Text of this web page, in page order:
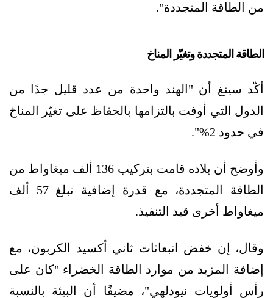
من الطاقة المتجددة".
الطاقة المتجددة وتغيّر المناخ
أكّد سينغ أن "الهند واحدة من عدد قليل جدًا من
الدول التي أوفت بالتزامها بالحفاظ على تغيّر المناخ
في حدود 2%".
وأوضح أن بلاده قامت بتركيب 136 ألف ميغاواط من
الطاقة المتجددة، مع قدرة إضافية تبلغ 57 ألف
ميغاواط أخرى قيد التنفيذ.
وقال، إن خفض انبعاثات ثاني أكسيد الكربون، مع
إضافة المزيد من موارد الطاقة الخضراء "كان على
رأس أولويات نيودلهي"، مضيفًا أن البيئة بالنسبة